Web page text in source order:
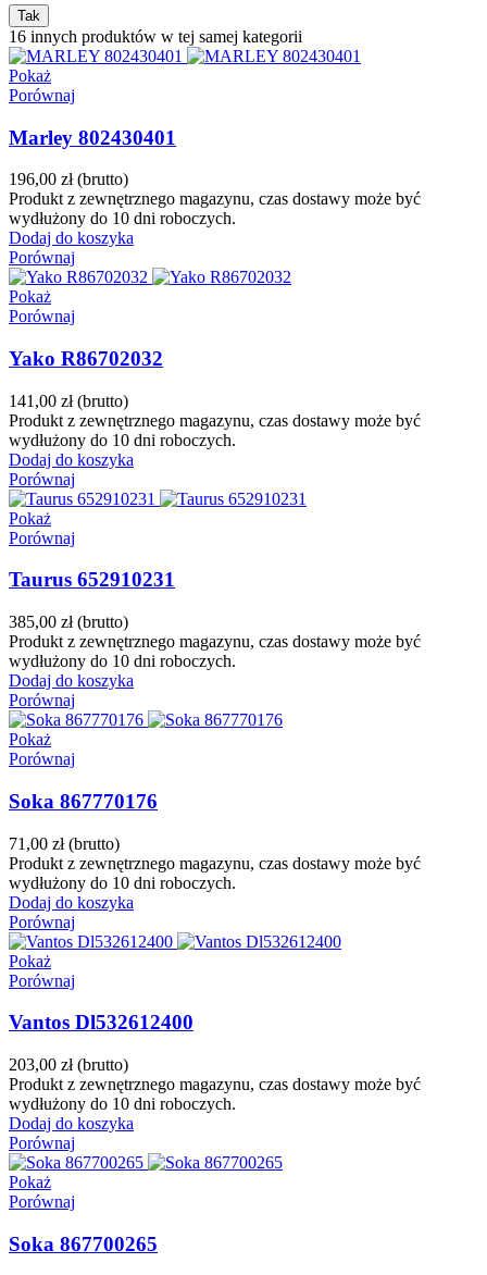
Tak
16 innych produktów w tej samej kategorii
Pokaż
Porównaj
Marley 802430401
196,00 zł (brutto)
Produkt z zewnętrznego magazynu, czas dostawy może być
wydłużony do 10 dni roboczych.
Dodaj do koszyka
Porównaj
Pokaż
Porównaj
Yako R86702032
141,00 zł (brutto)
Produkt z zewnętrznego magazynu, czas dostawy może być
wydłużony do 10 dni roboczych.
Dodaj do koszyka
Porównaj
Pokaż
Porównaj
Taurus 652910231
385,00 zł (brutto)
Produkt z zewnętrznego magazynu, czas dostawy może być
wydłużony do 10 dni roboczych.
Dodaj do koszyka
Porównaj
Pokaż
Porównaj
Soka 867770176
71,00 zł (brutto)
Produkt z zewnętrznego magazynu, czas dostawy może być
wydłużony do 10 dni roboczych.
Dodaj do koszyka
Porównaj
Pokaż
Porównaj
Vantos Dl532612400
203,00 zł (brutto)
Produkt z zewnętrznego magazynu, czas dostawy może być
wydłużony do 10 dni roboczych.
Dodaj do koszyka
Porównaj
Pokaż
Porównaj
Soka 867700265